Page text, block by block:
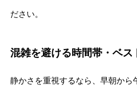
ださい。
混雑を避ける時間帯・ベス
静かさを重視するなら、早朝から